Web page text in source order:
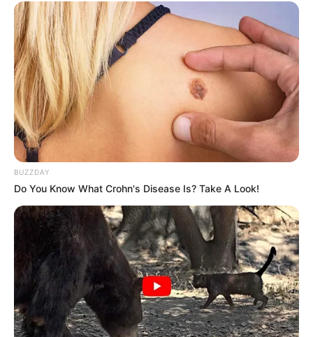
(foto: tripadvisor)
Menu chicken mozzarella bisa dibilang termasuk menu baru di
Solaria. Menu ini berisi ayam dengan keju mozzarella yang
pastinya sangat yummy
Kelezatan ayam berpadu dengan keju mozzarella berhasil
memanjakan lidah pencinta kuliner. Kamu bisa mencobanya
ketika sedang berada di Solaria.
5. Ifumie
BUZZDAY
Do You Know What Crohn's Disease Is? Take A Look!